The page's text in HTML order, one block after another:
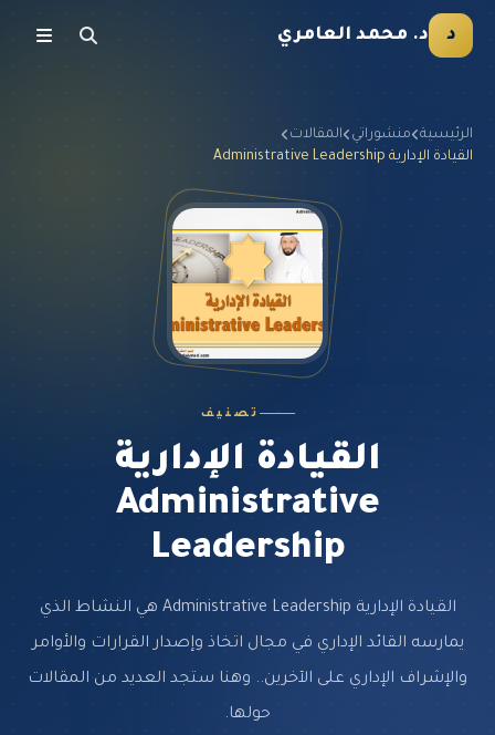
د د. محمد العامري
الرئيسية منشوراتي
المقالات
القيادة الإدارية Administrative Leadership
تصنيف
القيادة الإدارية
Administrative
Leadership
القيادة الإدارية Administrative Leadership هي النشاط الذي
يمارسه القائد الإداري في مجال اتخاذ وإصدار القرارات والأوامر
والإشراف الإداري على الآخرين.. وهنا ستجد العديد من المقالات
حولها.